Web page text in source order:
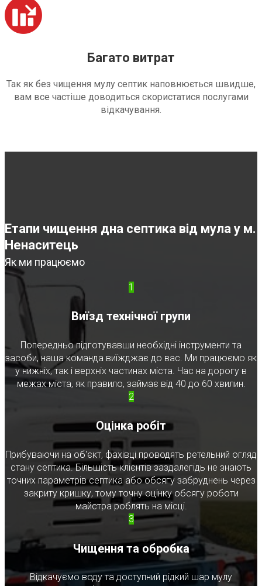
Багато витрат
Так як без чищення мулу септик наповнюється швидше,
вам все частіше доводиться скористатися послугами
відкачування.
Етапи чищення дна септика від мула у м.
Ненаситець
Як ми працюємо
1
Виїзд технічної групи
Попередньо підготувавши необхідні інструменти та
засоби, наша команда виїжджає до вас. Ми працюємо як
у нижніх, так і верхніх частинах міста. Час на дорогу в
межах міста, як правило, займає від 40 до 60 хвилин.
2
Оцінка робіт
Прибуваючи на об'єкт, фахівці проводять ретельний огляд
стану септика. Більшість клієнтів заздалегідь не знають
точних параметрів септика або обсягу забруднень через
закриту кришку, тому точну оцінку обсягу роботи
майстра роблять на місці.
3
Чищення та обробка
Відкачуємо воду та доступний рідкий шар мулу